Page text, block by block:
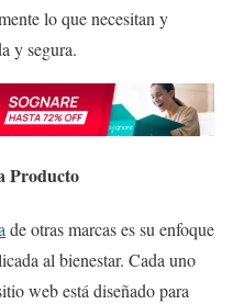
lo que necesitan y
y segura.
Producto
de otras marcas es su enfoque
al bienestar. Cada uno
web está diseñado para